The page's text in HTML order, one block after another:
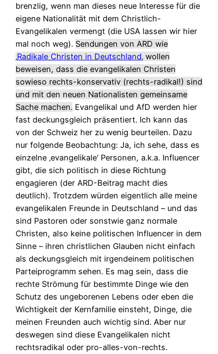
brenzlig, wenn man dieses neue Interesse für die
eigene Nationalität mit dem Christlich-
Evangelikalen vermengt (die USA lassen wir hier
mal noch weg). Sendungen von ARD wie
‚Radikale Christen in Deutschland‚ wollen
beweisen, dass die evangelikalen Christen
sowieso rechts-konservativ (rechts-radikal!) sind
und mit den neuen Nationalisten gemeinsame
Sache machen. Evangelikal und AfD werden hier
fast deckungsgleich präsentiert. Ich kann das
von der Schweiz her zu wenig beurteilen. Dazu
nur folgende Beobachtung: Ja, ich sehe, dass es
einzelne ‚evangelikale‘ Personen, a.k.a. Influencer
gibt, die sich politisch in diese Richtung
engagieren (der ARD-Beitrag macht dies
deutlich). Trotzdem würden eigentlich alle meine
evangelikalen Freunde in Deutschland – und das
sind Pastoren oder sonstwie ganz normale
Christen, also keine politischen Influencer in dem
Sinne – ihren christlichen Glauben nicht einfach
als deckungsgleich mit irgendeinem politischen
Parteiprogramm sehen. Es mag sein, dass die
rechte Strömung für bestimmte Dinge wie den
Schutz des ungeborenen Lebens oder eben die
Wichtigkeit der Kernfamilie einsteht, Dinge, die
meinen Freunden auch wichtig sind. Aber nur
deswegen sind diese Evangelikalen nicht
rechtsradikal oder pro-alles-von-rechts.